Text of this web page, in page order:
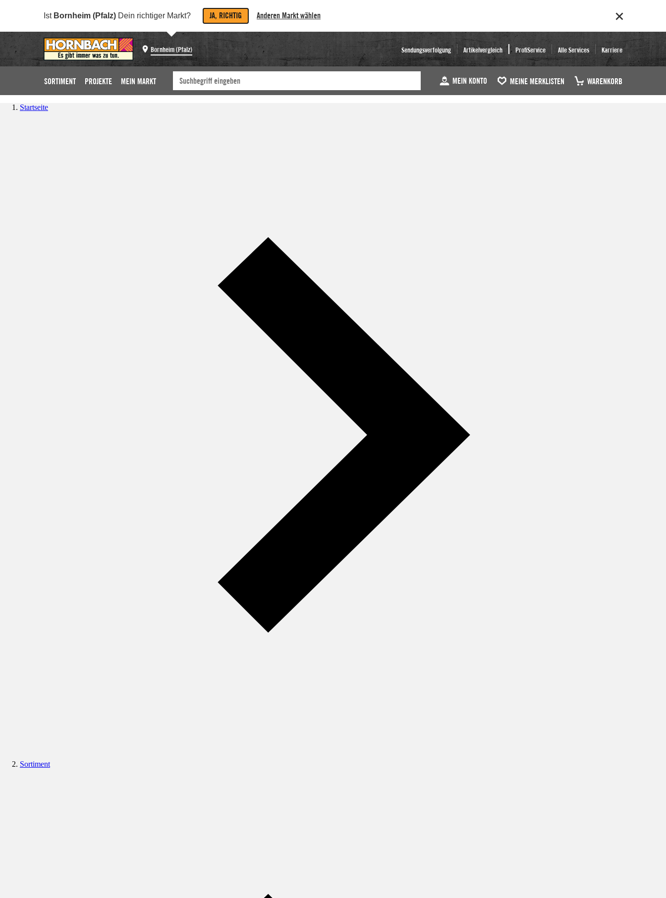
Ist Bornheim (Pfalz) Dein richtiger Markt? JA, RICHTIG Anderen Markt wählen
Bornheim (Pfalz) Sendungsverfolgung Artikelvergleich ProfiService Alle Services Karriere
SORTIMENT PROJEKTE MEIN MARKT MEIN KONTO MEINE MERKLISTEN WARENKORB
Startseite
Sortiment